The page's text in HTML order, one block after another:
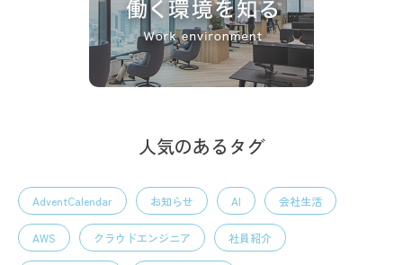
人気のあるタグ
AdventCalendar お知らせ AI 会社生活
AWS クラウドエンジニア 社員紹介